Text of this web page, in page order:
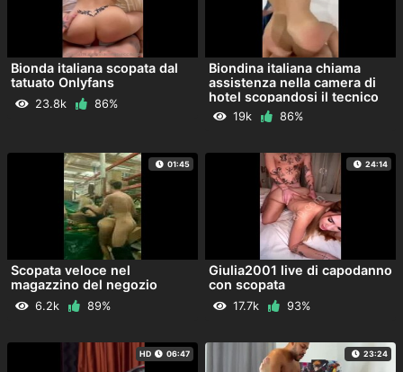
Bionda italiana scopata dal
tatuato Onlyfans
23.8k 86%
Biondina italiana chiama
assistenza nella camera di
hotel scopandosi il tecnico
della jacuzzi
19k 86%
01:45
Scopata veloce nel
magazzino del negozio
6.2k 89%
24:14
Giulia2001 live di capodanno
con scopata
17.7k 93%
HD 06:47 23:24